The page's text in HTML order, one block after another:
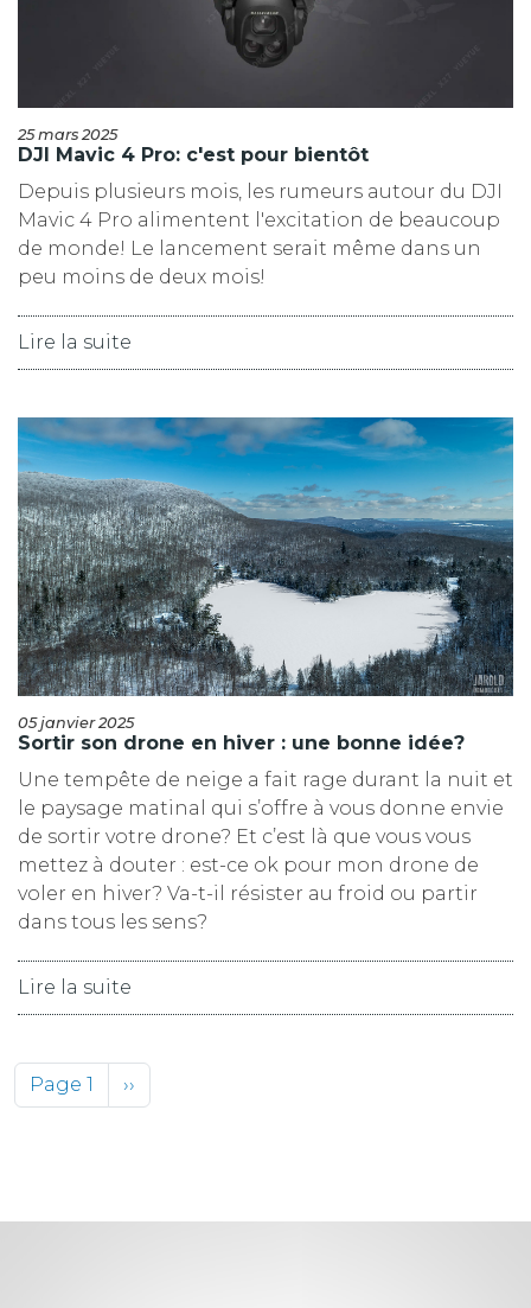
25 mars 2025
DJI Mavic 4 Pro: c'est pour bientôt
Depuis plusieurs mois, les rumeurs autour du DJI
Mavic 4 Pro alimentent l'excitation de beaucoup
de monde! Le lancement serait même dans un
peu moins de deux mois!
Lire la suite
05 janvier 2025
Sortir son drone en hiver : une bonne idée?
Une tempête de neige a fait rage durant la nuit et
le paysage matinal qui s’offre à vous donne envie
de sortir votre drone? Et c’est là que vous vous
mettez à douter : est-ce ok pour mon drone de
voler en hiver? Va-t-il résister au froid ou partir
dans tous les sens?
Lire la suite
Pagination
Page 1 Page suivante
››